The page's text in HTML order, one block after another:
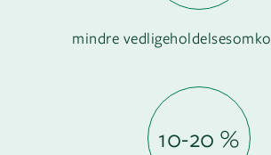
mindre
10-20 %